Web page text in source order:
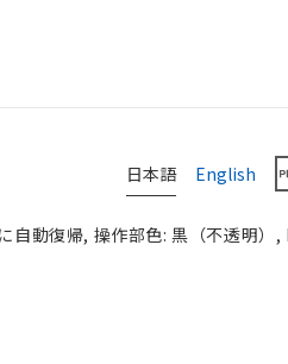
日本語 English
自動復帰, 操作部色: 黒（不透明）,